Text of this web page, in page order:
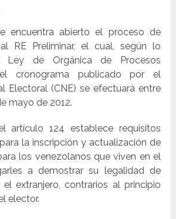
abierto el proceso de
RE Preliminar, el cual, según lo
de Orgánica de Procesos
cronograma publicado por el
Electoral (CNE) se efectuará entre
mayo de 2012.
124 establece requisitos
la inscripción y actualización de
los venezolanos que viven en el
a demostrar su legalidad de
el extranjero, contrarios al principio
elector.